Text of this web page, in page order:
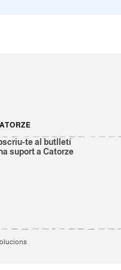
te al butlletí
suport a Catorze